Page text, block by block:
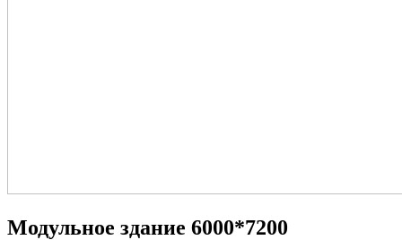
Модульное здание 6000*7200